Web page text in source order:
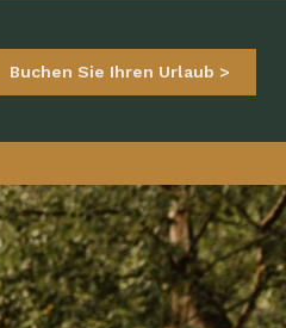
Buchen Sie Ihren Urlaub